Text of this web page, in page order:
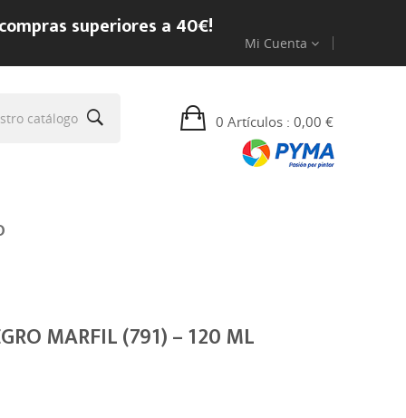
superiores a 40€!
Mi Cuenta
0 Artículos : 0,00 €
MARFIL (791) – 120 ML